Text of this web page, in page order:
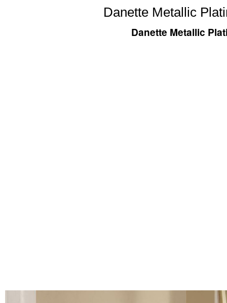
Danette Metallic
Danette Metallic